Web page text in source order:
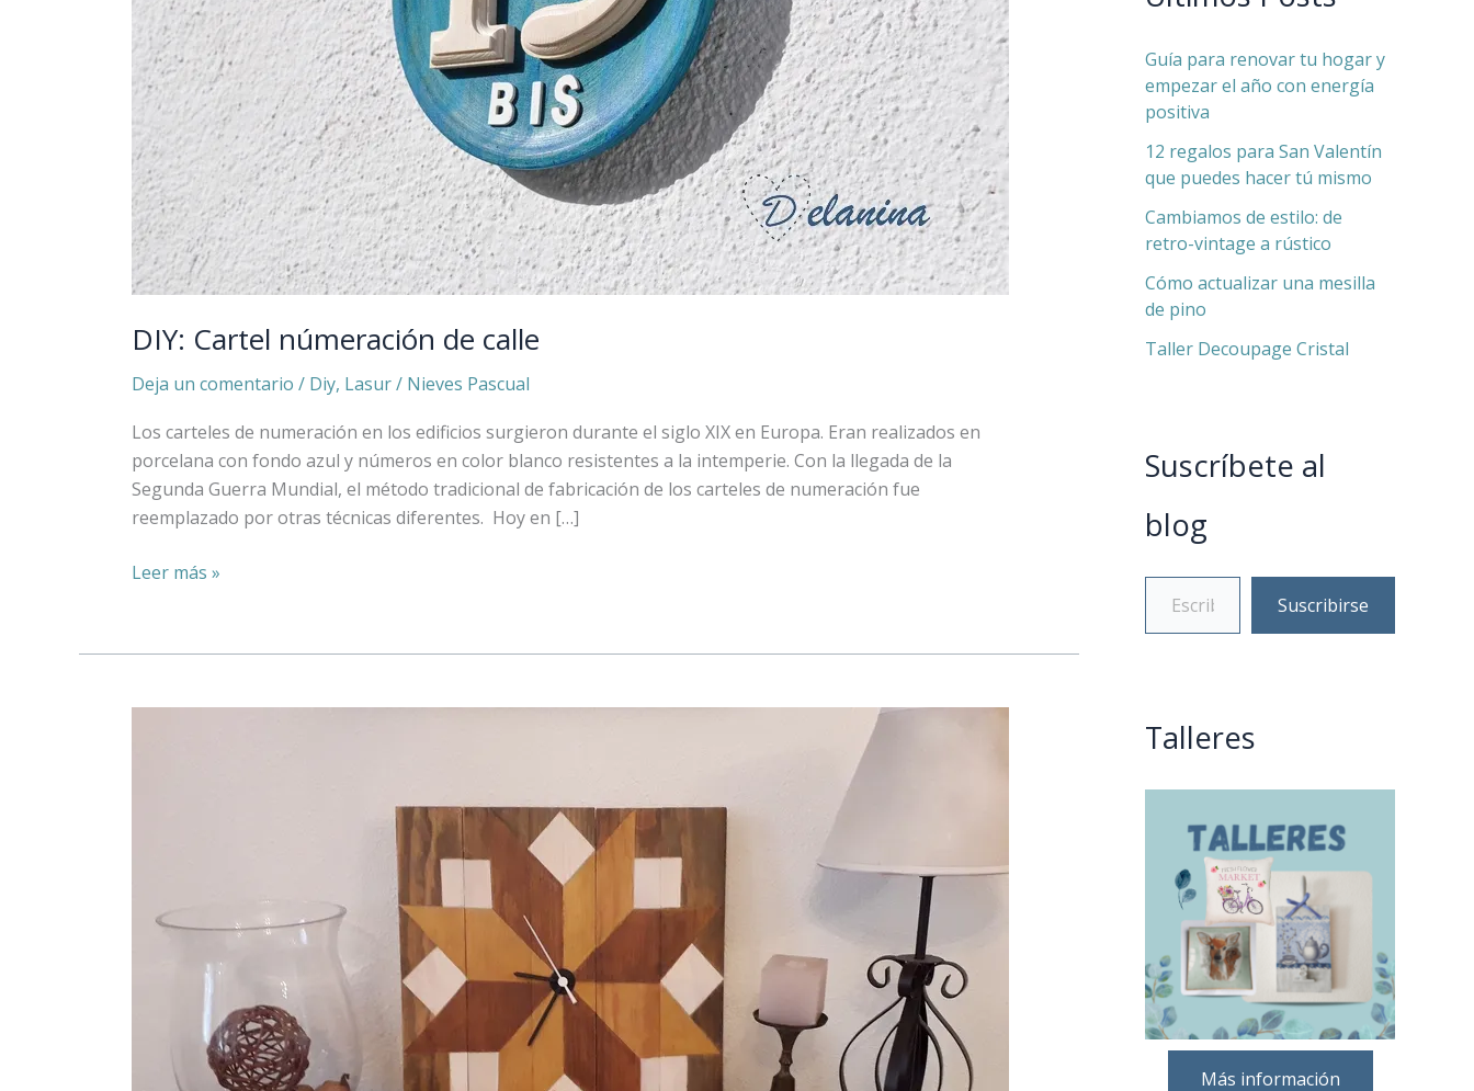
DIY: Cartel númeración de calle
Deja un comentario / Diy, Lasur/ Nieves Pascual
Los carteles de numeración en los edificios surgieron durante el siglo XIX en Europa. Eran realizados en
porcelana con fondo azul y números en color blanco resistentes a la intemperie. Con la llegada de la
Segunda Guerra Mundial, el método tradicional de fabricación de los carteles de numeración fue
reemplazado por otras técnicas diferentes. Hoy en […]
Leer más »
Guía para renovar tu hogar y
empezar el año con energía
positiva
12 regalos para San Valentín
que puedes hacer tú mismo
Cambiamos de estilo: de
retro-vintage a rústico
Cómo actualizar una mesilla
de pino
Taller Decoupage Cristal
Suscríbete al
blog
Suscribirse
Talleres
Más información